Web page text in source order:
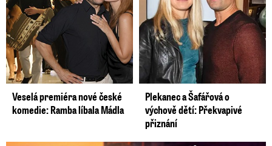
Veselá premiéra nové české
komedie: Ramba líbala Mádla
Plekanec a Šafářová o
výchově dětí: Překvapivé
přiznání